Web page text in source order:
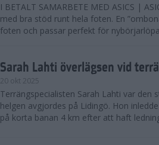
I BETALT SAMARBETE MED ASICS |
med bra stöd runt hela foten. En
foten och passar perfekt för
Sarah Lahti överlägsen vid
20 okt 2025
Terrängspecialisten Sarah Lahti var den
helgen avgjordes på Lidingö. Hon
på korta banan 4 km efter att haft